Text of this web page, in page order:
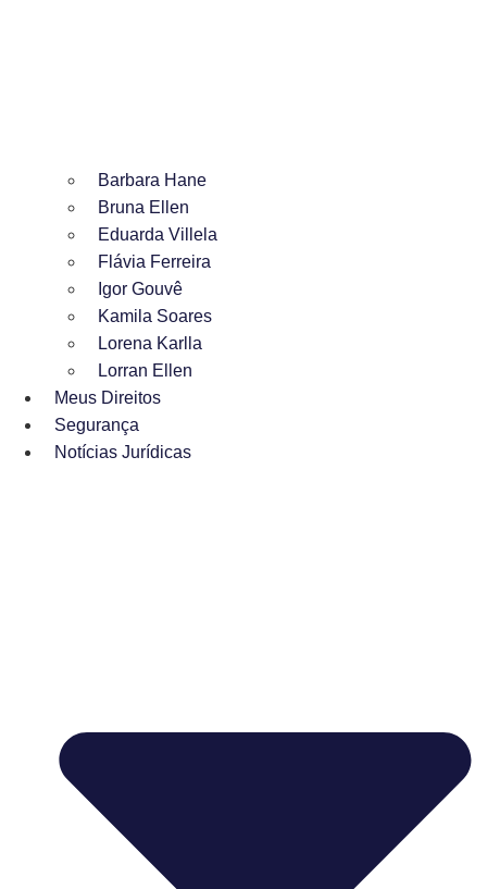
Barbara Hane
Bruna Ellen
Eduarda Villela
Flávia Ferreira
Igor Gouvê
Kamila Soares
Lorena Karlla
Lorran Ellen
Meus Direitos
Segurança
Notícias Jurídicas